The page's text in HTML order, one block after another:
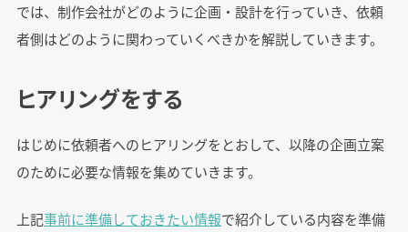
では、制作会社がどのように企画・設計を行っていき、依頼
者側はどのように関わっていくべきかを解説していきます。
ヒアリングをする
はじめに依頼者へのヒアリングをとおして、以降の企画立案
のために必要な情報を集めていきます。
上記事前に準備しておきたい情報で紹介している内容を準備